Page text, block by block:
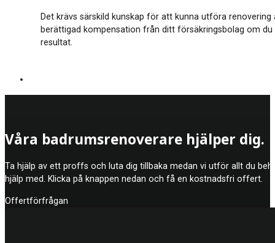
Det krävs särskild kunskap för att kunna utföra
berättigad kompensation från ditt försäkringsbolag om
resultat.
Våra badrumsrenoverare hjälper dig.
Ta hjälp av ett proffs och luta dig tillbaka medan vi utför allt du
hjälp med. Klicka på knappen nedan och få en kostnadsfri offert.
Offertförfrågan